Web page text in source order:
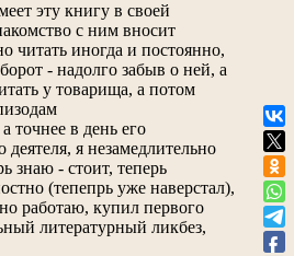
эту книгу в своей
с ним вносит
читать иногда и постоянно,
- надолго забыв о ней, а
у товарища, а потом
точнее в день его
я незамедлительно
знаю - стоит, теперь
(тепепрь уже наверстал),
работаю, купил первого
литературный ликбез,